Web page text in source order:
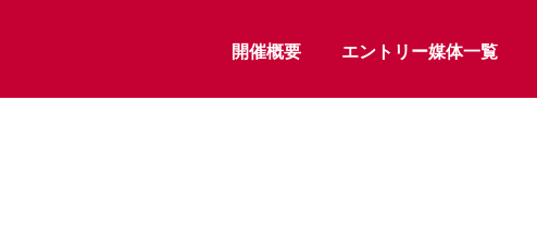
開催概要 エントリー媒体一覧